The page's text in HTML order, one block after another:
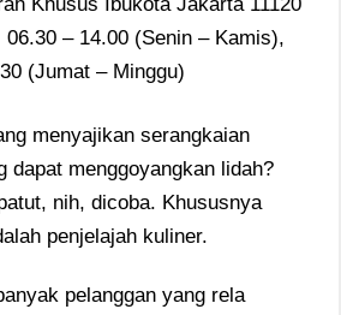
06.30 – 14.00 (Senin – Kamis),
(Jumat – Minggu)
menyajikan serangkaian
dapat menggoyangkan lidah?
nih, dicoba. Khususnya
penjelajah kuliner.
pelanggan yang rela